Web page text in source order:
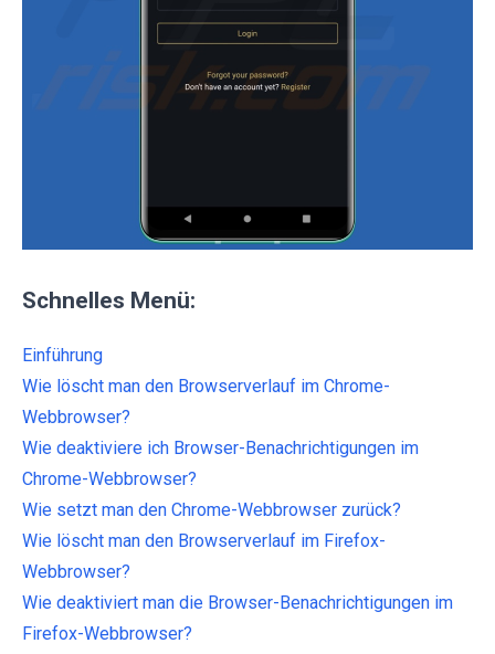
Schnelles Menü:
Einführung
Wie löscht man den Browserverlauf im Chrome-
Webbrowser?
Wie deaktiviere ich Browser-Benachrichtigungen im
Chrome-Webbrowser?
Wie setzt man den Chrome-Webbrowser zurück?
Wie löscht man den Browserverlauf im Firefox-
Webbrowser?
Wie deaktiviert man die Browser-Benachrichtigungen im
Firefox-Webbrowser?